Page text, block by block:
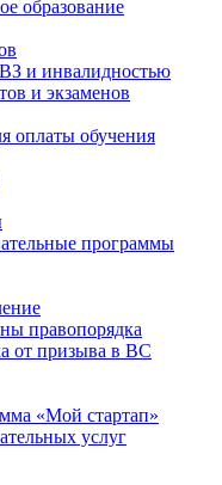
образование
и инвалидностью
и экзаменов
оплаты обучения
программы
правопорядка
от призыва в ВС
«Мой стартап»
услуг